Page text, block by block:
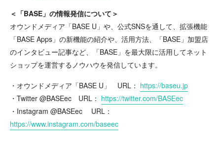
＜「BASE」の情報発信について＞
オウンドメディア「BASE U」や、公式SNSを通して、拡張機能
「BASE Apps」の新機能の紹介や、活用方法、「BASE」加盟店
のインタビュー記事など、「BASE」を最大限に活用してネット
ショップを運営するノウハウを発信しています。
・オウンドメディア「BASE U」 URL： https://baseu.jp
・Twitter @BASEec URL： https://twitter.com/BASEec
・Instagram @BASEec URL：
https://www.instagram.com/baseec